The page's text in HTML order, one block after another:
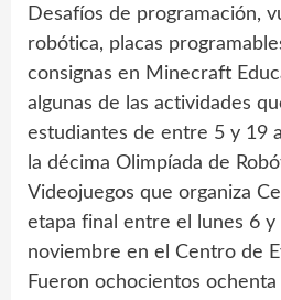
Desafíos de programación,
robótica, placas
consignas en Minecraft
algunas de las actividades
estudiantes de entre 5 y 19
la décima Olimpíada de
Videojuegos que organiza
etapa final entre el lunes 6 y
noviembre en el Centro de
Fueron ochocientos